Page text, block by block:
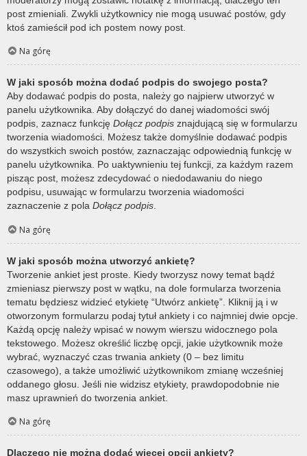
post zmieniali. Zwykli użytkownicy nie mogą usuwać postów, gdy
ktoś zamieścił pod ich postem nowy post.
Na górę
W jaki sposób można dodać podpis do swojego posta?
Aby dodawać podpis do posta, należy go najpierw utworzyć w
panelu użytkownika. Aby dołączyć do danej wiadomości swój
podpis, zaznacz funkcję Dołącz podpis znajdującą się w formularzu
tworzenia wiadomości. Możesz także domyślnie dodawać podpis
do wszystkich swoich postów, zaznaczając odpowiednią funkcję w
panelu użytkownika. Po uaktywnieniu tej funkcji, za każdym razem
pisząc post, możesz zdecydować o niedodawaniu do niego
podpisu, usuwając w formularzu tworzenia wiadomości
zaznaczenie z pola Dołącz podpis.
Na górę
W jaki sposób można utworzyć ankietę?
Tworzenie ankiet jest proste. Kiedy tworzysz nowy temat bądź
zmieniasz pierwszy post w wątku, na dole formularza tworzenia
tematu będziesz widzieć etykietę “Utwórz ankietę”. Kliknij ją i w
otworzonym formularzu podaj tytuł ankiety i co najmniej dwie opcje.
Każdą opcję należy wpisać w nowym wierszu widocznego pola
tekstowego. Możesz określić liczbę opcji, jakie użytkownik może
wybrać, wyznaczyć czas trwania ankiety (0 – bez limitu
czasowego), a także umożliwić użytkownikom zmianę wcześniej
oddanego głosu. Jeśli nie widzisz etykiety, prawdopodobnie nie
masz uprawnień do tworzenia ankiet.
Na górę
Dlaczego nie można dodać więcej opcji ankiety?